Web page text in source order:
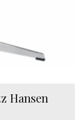
Hansen